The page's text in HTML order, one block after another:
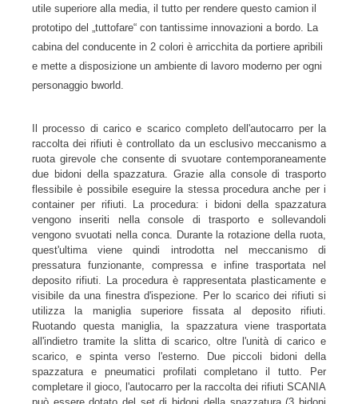
utile superiore alla media, il tutto per rendere questo camion il
prototipo del „tuttofare“ con tantissime innovazioni a bordo. La
cabina del conducente in 2 colori è arricchita da portiere apribili
e mette a disposizione un ambiente di lavoro moderno per ogni
personaggio bworld.
Il processo di carico e scarico completo dell'autocarro per la
raccolta dei rifiuti è controllato da un esclusivo meccanismo a
ruota girevole che consente di svuotare contemporaneamente
due bidoni della spazzatura. Grazie alla console di trasporto
flessibile è possibile eseguire la stessa procedura anche per i
container per rifiuti. La procedura: i bidoni della spazzatura
vengono inseriti nella console di trasporto e sollevandoli
vengono svuotati nella conca. Durante la rotazione della ruota,
quest'ultima viene quindi introdotta nel meccanismo di
pressatura funzionante, compressa e infine trasportata nel
deposito rifiuti. La procedura è rappresentata plasticamente e
visibile da una finestra d'ispezione. Per lo scarico dei rifiuti si
utilizza la maniglia superiore fissata al deposito rifiuti.
Ruotando questa maniglia, la spazzatura viene trasportata
all'indietro tramite la slitta di scarico, oltre l'unità di carico e
scarico, e spinta verso l'esterno. Due piccoli bidoni della
spazzatura e pneumatici profilati completano il tutto. Per
completare il gioco, l'autocarro per la raccolta dei rifiuti SCANIA